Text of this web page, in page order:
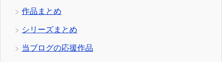
作品まとめ
シリーズまとめ
当ブログの応援作品